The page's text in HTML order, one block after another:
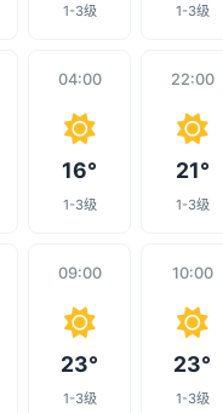
1-3级 1-3级
04:00
16°
1-3级
22:00
21°
1-3级
09:00
23°
1-3级
10:00
23°
1-3级